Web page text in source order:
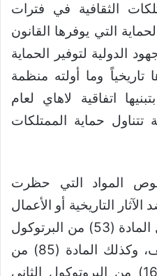
الثقافية في فترات
التي يوفرها القانون
الدولية لتوفير الحماية
تاريخياً وما أولته منظمة
اتفاقية لاهاي لعام
تتناول حماية الممتلكات
المواد التي حظرت
التاريخية أو الأعمال
الفنية أو أماكن العبادة، مثل المادة (53) من البرتوكول
الأول الملحق باتفاقية جنيف، وكذلك المادة (85) من
ذات البروتوكول والمادة (16) من البروتوكول الثاني